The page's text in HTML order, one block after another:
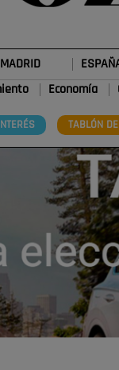
MADRID
Economía
TABLÓN